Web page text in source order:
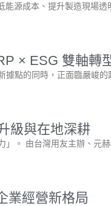
源成本、提升製造現場
× ESG 雙軸轉
點的同時，正面臨嚴峻
級與在地深耕
。 由台灣用友主辦、元
業經營新格局